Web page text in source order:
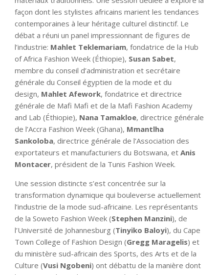
façon dont les stylistes africains marient les tendances
contemporaines à leur héritage culturel distinctif. Le
débat a réuni un panel impressionnant de figures de
l’industrie: Mahlet Teklemariam, fondatrice de la Hub
of Africa Fashion Week (Éthiopie), Susan Sabet,
membre du conseil d’administration et secrétaire
générale du Conseil égyptien de la mode et du
design, Mahlet Afework, fondatrice et directrice
générale de Mafi Mafi et de la Mafi Fashion Academy
and Lab (Éthiopie), Nana Tamakloe, directrice générale
de l’Accra Fashion Week (Ghana), Mmantlha
Sankoloba, directrice générale de l’Association des
exportateurs et manufacturiers du Botswana, et Anis
Montacer, président de la Tunis Fashion Week.
Une session distincte s’est concentrée sur la
transformation dynamique qui bouleverse actuellement
l’industrie de la mode sud-africaine. Les représentants
de la Soweto Fashion Week (Stephen Manzini), de
l’Université de Johannesburg (Tinyiko Baloyi), du Cape
Town College of Fashion Design (Gregg Maragelis) et
du ministère sud-africain des Sports, des Arts et de la
Culture (Vusi Ngobeni) ont débattu de la manière dont